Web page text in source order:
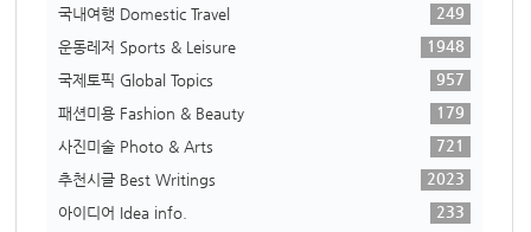
국내여행 Domestic Travel
249
운동레저 Sports & Leisure
1948
국제토픽 Global Topics
957
패션미용 Fashion & Beauty
179
사진미술 Photo & Arts
721
추천시글 Best Writings
2023
아이디어 Idea info.
233